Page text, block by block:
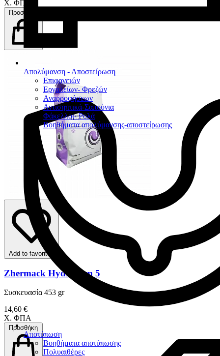
Απολύμανση - Αποστείρωση
Επιφανειών
Εργαλείων- Φρεζών
Αναρροφήσεων
Αντισηπτικά-Σαπούνια
Φάκελλοι- Ρολά
Βοηθήματα απολύμανσης-αποστείρωσης
Αποτύπωση
Βοηθήματα αποτύπωσης
Πολυαιθέρες
Χ. ΦΠΑ
Προσθήκη
Add to favorites
Zhermack Hydrogum 5
Συσκευασία 453 gr
14,60 €
Χ. ΦΠΑ
Προσθήκη